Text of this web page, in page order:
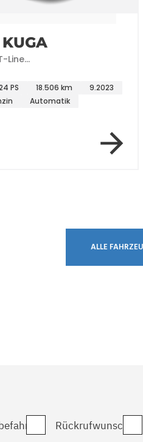
Line
PS 18.506 km
9.2023
Automatik
ALLE
Rückrufwunsch